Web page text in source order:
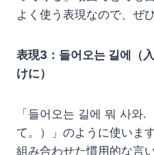
よく使う表現なので、ぜ
表現3：들어오는 길에（
けに）
「들어오는 길에 뭐 사와.
て。）」のように使いま
組み合わせた慣用的な言